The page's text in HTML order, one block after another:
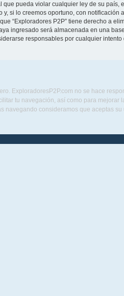
pueda violar cualquier ley de su país,
si lo creemos oportuno, con notificación
“Exploradores P2P” tiene derecho a
ingresado será almacenada en una
responsables por cualquier intento
ExploradoresP2P.com no se hace
tu navegación, así como para mejorar
navegando consideramos que aceptas su